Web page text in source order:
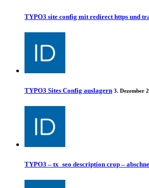
TYPO3 site config mit redirect https und
TYPO3 Sites Config auslagern 3. Dezember
TYPO3 – tx_seo description crop –